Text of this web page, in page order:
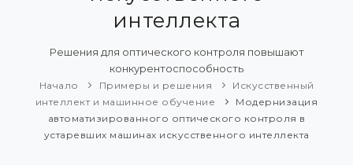
интеллекта
Решения для оптического контроля повышают
конкурентоспособность
Начало Примеры и решения
Искусственный
интеллект и машинное обучение
Модернизация
автоматизированного оптического контроля в
устаревших машинах искусственного интеллекта